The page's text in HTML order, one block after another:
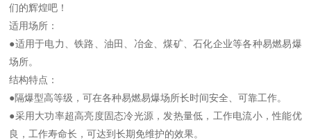
们的辉煌吧！
适用场所：
●适用于电力、铁路、油田、冶金、煤矿、石化企业等各种易燃易爆
场所。
结构特点：
●隔爆型高等级，可在各种易燃易爆场所长时间安全、可靠工作。
●采用大功率超高亮度固态冷光源，发热量低，工作电流小，性能优
良，工作寿命长，可达到长期免维护的效果。